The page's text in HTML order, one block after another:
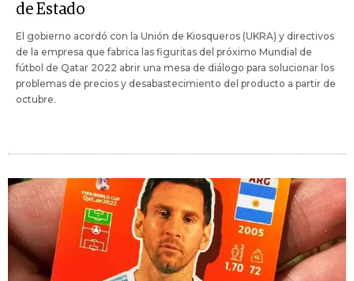
de Estado
El gobierno acordó con la Unión de Kiosqueros (UKRA) y directivos
de la empresa que fabrica las figuritas del próximo Mundial de
fútbol de Qatar 2022 abrir una mesa de diálogo para solucionar los
problemas de precios y desabastecimiento del producto a partir de
octubre.